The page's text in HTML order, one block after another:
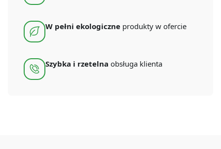
W pełni ekologiczne produkty w ofercie
Szybka i rzetelna obsługa klienta